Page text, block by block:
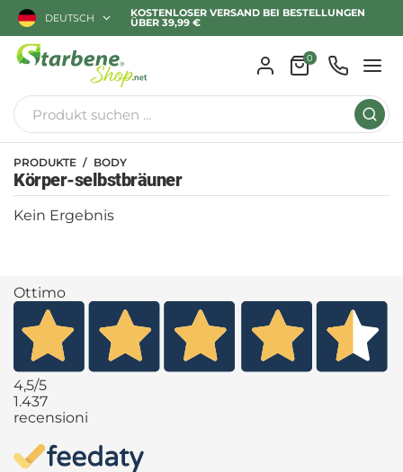
DEUTSCH KOSTENLOSER VERSAND BEI BESTELLUNGEN
ÜBER 39,99 €
0
PRODUKTE BODY
Körper-selbstbräuner
Kein Ergebnis
Ottimo
4,5/5
1.437
recensioni